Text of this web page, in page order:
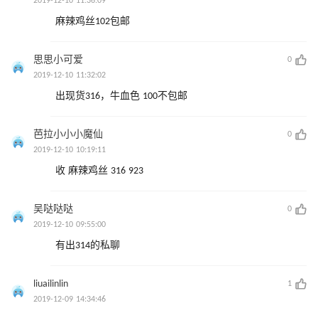
麻辣鸡丝102包邮
思思小可爱
0
2019-12-10 11:32:02
出现货316，牛血色 100不包邮
芭拉小小小魔仙
0
2019-12-10 10:19:11
收 麻辣鸡丝 316 923
吴哒哒哒
0
2019-12-10 09:55:00
有出314的私聊
liuailinlin
1
2019-12-09 14:34:46